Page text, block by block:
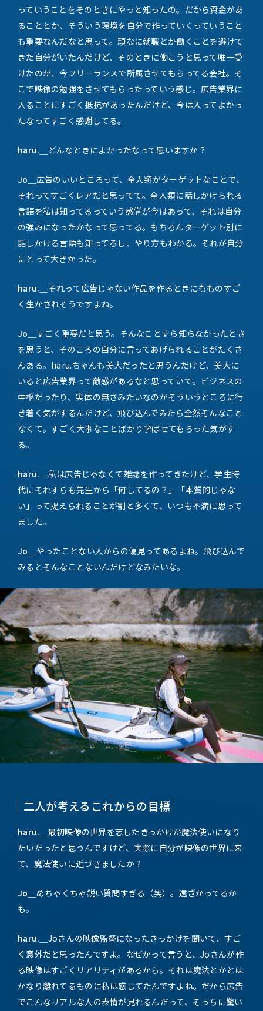
っていうことをそのときにやっと知ったの。だから資金があ
ることとか、そういう環境を自分で作っていくっていうこと
も重要なんだなと思って。頑なに就職とか働くことを避けて
きた自分がいたんだけど、そのときに働こうと思って唯一受
けたのが、今フリーランスで所属させてもらってる会社。そ
こで映像の勉強をさせてもらったっていう感じ。広告業界に
入ることにすごく抵抗があったんだけど、今は入ってよかっ
たなってすごく感謝してる。
haru.＿ どんなときによかったなって思いますか？
Jo＿ 広告のいいところって、全人類がターゲットなことで、
それってすごくレアだと思ってて。全人類に話しかけられる
言語を私は知ってるっていう感覚が今はあって、それは自分
の強みになったかなって思ってる。もちろんターゲット別に
話しかける言語も知ってるし、やり方もわかる。それが自分
にとって大きかった。
haru.＿ それって広告じゃない作品を作るときにもものすご
く生かされそうですよね。
Jo＿ すごく重要だと思う。そんなことすら知らなかったとき
を思うと、そのころの自分に言ってあげられることがたくさ
んある。haru.ちゃんも美大だったと思うんだけど、美大に
いると広告業界って敵感があるなと思っていて。ビジネスの
中枢だったり、実体の無さみたいなのがそういうところに行
き着く気がするんだけど、飛び込んでみたら全然そんなこと
なくて。すごく大事なことばかり学ばせてもらった気がす
る。
haru.＿ 私は広告じゃなくて雑誌を作ってきたけど、学生時
代にそれすらも先生から「何してるの？」「本質的じゃな
い」って捉えられることが割と多くて、いつも不満に思って
ました。
Jo＿ やったことない人からの偏見ってあるよね。飛び込んで
みるとそんなことないんだけどなみたいな。
二人が考えるこれからの目標
haru.＿ 最初映像の世界を志したきっかけが魔法使いになり
たいだったと思うんですけど、実際に自分が映像の世界に来
て、魔法使いに近づきましたか？
Jo＿ めちゃくちゃ鋭い質問すぎる（笑）。遠ざかってるか
も。
haru.＿ Joさんの映像監督になったきっかけを聞いて、すご
く意外だと思ったんですよ。なぜかって言うと、Joさんが作
る映像はすごくリアリティがあるから。それは魔法とかとは
かなり離れてるものに私は感じてたんですよね。だから広告
でこんなリアルな人の表情が見れるんだって、そっちに驚い